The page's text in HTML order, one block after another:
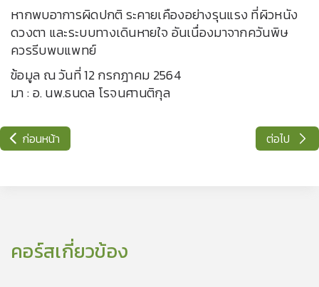
หากพบอาการผิดปกติ ระคายเคืองอย่างรุนแรง ที่ผิวหนัง
ดวงตา และระบบทางเดินหายใจ อันเนื่องมาจากควันพิษ
ควรรีบพบแพทย์
ข้อมูล ณ วันที่ 12 กรกฎาคม 2564
มา : อ. นพ.ธนดล โรจนศานติกุล
ก่อนหน้า ต่อไป
คอร์สเกี่ยวข้อง